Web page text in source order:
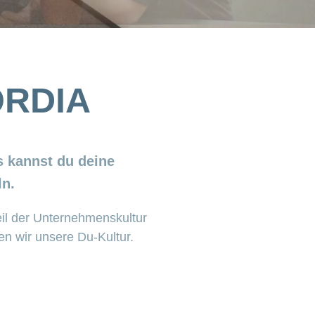
kannst du deine
der Unternehmenskultur
wir unsere Du-Kultur.